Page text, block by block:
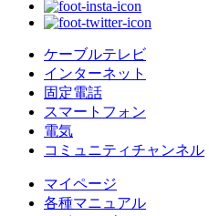
ケーブルテレビ
インターネット
固定電話
スマートフォン
電気
コミュニティチャンネル
マイページ
各種マニュアル